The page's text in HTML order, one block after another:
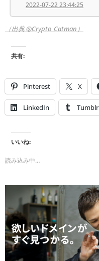
2022-07-22 23:44:25
（出典 @Crypto_Catman）
共有:
Pinterest X
LinkedIn Tumblr
いいね:
読み込み中…